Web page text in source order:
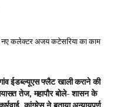
नए कलेक्टर अजय कटेसरिया का काम
ईडब्ल्यूएस फ्लैट खाली कराने की
तेज, महापौर बोले- शासन के